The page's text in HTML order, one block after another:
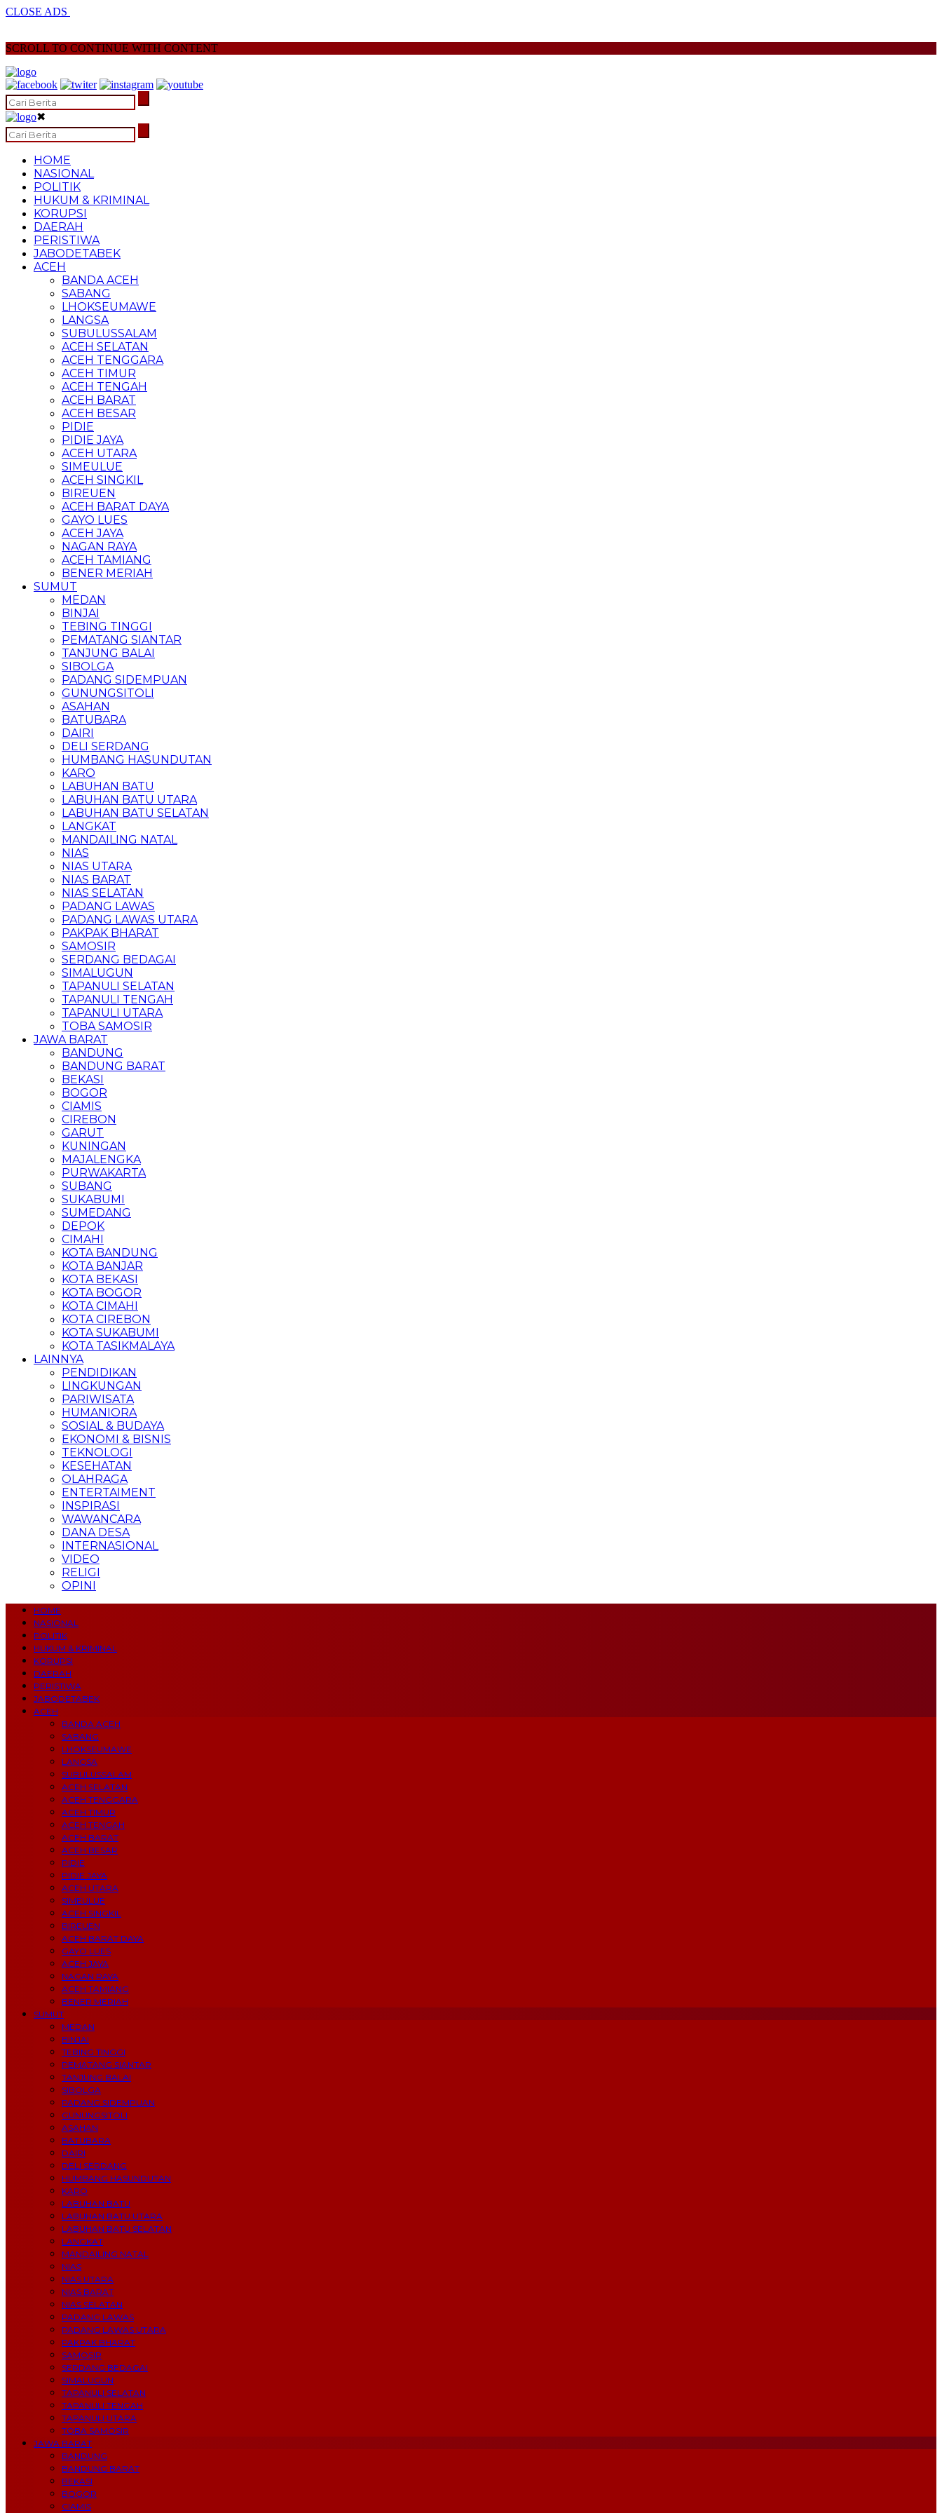
CLOSE ADS
SCROLL TO CONTINUE WITH CONTENT
✖
HOME
NASIONAL
POLITIK
HUKUM & KRIMINAL
KORUPSI
DAERAH
PERISTIWA
JABODETABEK
ACEH
BANDA ACEH
SABANG
LHOKSEUMAWE
LANGSA
SUBULUSSALAM
ACEH SELATAN
ACEH TENGGARA
ACEH TIMUR
ACEH TENGAH
ACEH BARAT
ACEH BESAR
PIDIE
PIDIE JAYA
ACEH UTARA
SIMEULUE
ACEH SINGKIL
BIREUEN
ACEH BARAT DAYA
GAYO LUES
ACEH JAYA
NAGAN RAYA
ACEH TAMIANG
BENER MERIAH
SUMUT
MEDAN
BINJAI
TEBING TINGGI
PEMATANG SIANTAR
TANJUNG BALAI
SIBOLGA
PADANG SIDEMPUAN
GUNUNGSITOLI
ASAHAN
BATUBARA
DAIRI
DELI SERDANG
HUMBANG HASUNDUTAN
KARO
LABUHAN BATU
LABUHAN BATU UTARA
LABUHAN BATU SELATAN
LANGKAT
MANDAILING NATAL
NIAS
NIAS UTARA
NIAS BARAT
NIAS SELATAN
PADANG LAWAS
PADANG LAWAS UTARA
PAKPAK BHARAT
SAMOSIR
SERDANG BEDAGAI
SIMALUGUN
TAPANULI SELATAN
TAPANULI TENGAH
TAPANULI UTARA
TOBA SAMOSIR
JAWA BARAT
BANDUNG
BANDUNG BARAT
BEKASI
BOGOR
CIAMIS
CIREBON
GARUT
KUNINGAN
MAJALENGKA
PURWAKARTA
SUBANG
SUKABUMI
SUMEDANG
DEPOK
CIMAHI
KOTA BANDUNG
KOTA BANJAR
KOTA BEKASI
KOTA BOGOR
KOTA CIMAHI
KOTA CIREBON
KOTA SUKABUMI
KOTA TASIKMALAYA
LAINNYA
PENDIDIKAN
LINGKUNGAN
PARIWISATA
HUMANIORA
SOSIAL & BUDAYA
EKONOMI & BISNIS
TEKNOLOGI
KESEHATAN
OLAHRAGA
ENTERTAIMENT
INSPIRASI
WAWANCARA
DANA DESA
INTERNASIONAL
VIDEO
RELIGI
OPINI
HOME
NASIONAL
POLITIK
HUKUM & KRIMINAL
KORUPSI
DAERAH
PERISTIWA
JABODETABEK
ACEH
BANDA ACEH
SABANG
LHOKSEUMAWE
LANGSA
SUBULUSSALAM
ACEH SELATAN
ACEH TENGGARA
ACEH TIMUR
ACEH TENGAH
ACEH BARAT
ACEH BESAR
PIDIE
PIDIE JAYA
ACEH UTARA
SIMEULUE
ACEH SINGKIL
BIREUEN
ACEH BARAT DAYA
GAYO LUES
ACEH JAYA
NAGAN RAYA
ACEH TAMIANG
BENER MERIAH
SUMUT
MEDAN
BINJAI
TEBING TINGGI
PEMATANG SIANTAR
TANJUNG BALAI
SIBOLGA
PADANG SIDEMPUAN
GUNUNGSITOLI
ASAHAN
BATUBARA
DAIRI
DELI SERDANG
HUMBANG HASUNDUTAN
KARO
LABUHAN BATU
LABUHAN BATU UTARA
LABUHAN BATU SELATAN
LANGKAT
MANDAILING NATAL
NIAS
NIAS UTARA
NIAS BARAT
NIAS SELATAN
PADANG LAWAS
PADANG LAWAS UTARA
PAKPAK BHARAT
SAMOSIR
SERDANG BEDAGAI
SIMALUGUN
TAPANULI SELATAN
TAPANULI TENGAH
TAPANULI UTARA
TOBA SAMOSIR
JAWA BARAT
BANDUNG
BANDUNG BARAT
BEKASI
BOGOR
CIAMIS